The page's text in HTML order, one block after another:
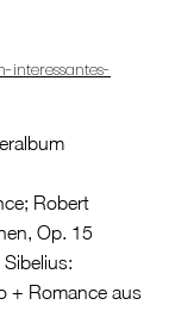
interessantes-
Robert
Op. 15
+ Romance aus